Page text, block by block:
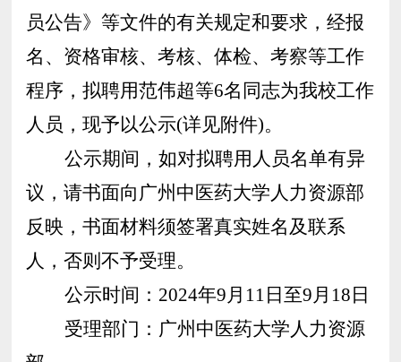
员公告》等文件的有关规定和要求，经报
名、资格审核、考核、体检、考察等工作
程序，拟聘用范伟超等6名 同志为我校工作
人员，现予以公示(详见附件)。
公示期间，如对拟聘用人员名单有异
议，请书面向广州中医药大学 人力资源部
反映，书面材料须签署真实姓名及联系
人，否则不予受理。
公示时间：2024年9 月 11 日至9 月 18 日
受理部门：广州中医药大学 人力资源